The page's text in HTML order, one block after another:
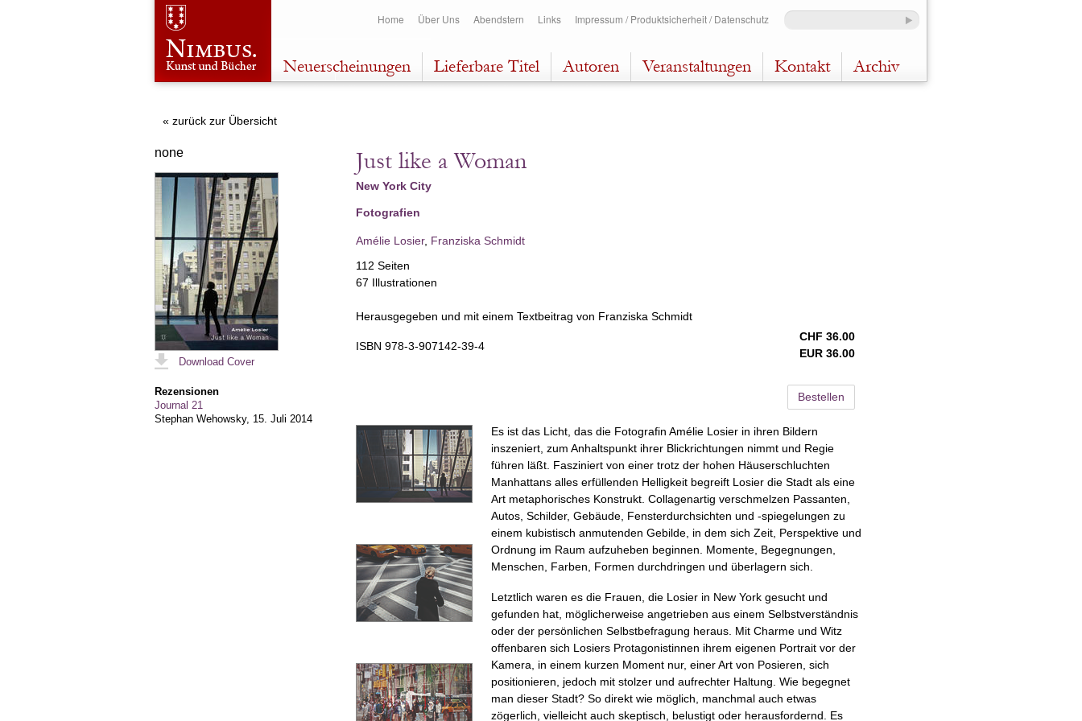
zum
Home Über Uns Abendstern Links Impressum / Produktsicherheit / Datenschutz
Neuerscheinungen Lieferbare Titel Autoren Veranstaltungen Kontakt Archiv
none
Download Cover
Rezensionen
Journal 21
Stephan Wehowsky, 15. Juli 2014
« zurück zur Übersicht
Just like a Woman
New York City
Fotografien
Amélie Losier, Franziska Schmidt
112 Seiten
67 Illustrationen
Herausgegeben und mit einem Textbeitrag von Franziska Schmidt
ISBN 978-3-907142-39-4
CHF 36.00
EUR 36.00
Bestellen
Es ist das Licht, das die Fotografin Amélie Losier in ihren Bildern
inszeniert, zum Anhaltspunkt ihrer Blickrichtungen nimmt und Regie
führen läßt. Fasziniert von einer trotz der hohen Häuserschluchten
Manhattans alles erfüllenden Helligkeit begreift Losier die Stadt als eine
Art metaphorisches Konstrukt. Collagenartig verschmelzen Passanten,
Autos, Schilder, Gebäude, Fensterdurchsichten und -spiegelungen zu
einem kubistisch anmutenden Gebilde, in dem sich Zeit, Perspektive und
Ordnung im Raum aufzuheben beginnen. Momente, Begegnungen,
Menschen, Farben, Formen durchdringen und überlagern sich.
Letztlich waren es die Frauen, die Losier in New York gesucht und
gefunden hat, möglicherweise angetrieben aus einem Selbstverständnis
oder der persönlichen Selbstbefragung heraus. Mit Charme und Witz
offenbaren sich Losiers Protagonistinnen ihrem eigenen Portrait vor der
Kamera, in einem kurzen Moment nur, einer Art von Posieren, sich
positionieren, jedoch mit stolzer und aufrechter Haltung. Wie begegnet
man dieser Stadt? So direkt wie möglich, manchmal auch etwas
zögerlich, vielleicht auch skeptisch, belustigt oder herausfordernd. Es